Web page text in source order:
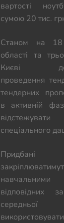
вартості
сумою 20 тис.
Станом на
області та
Києві
проведення
тендерних
в активній
спеціального
відповідних